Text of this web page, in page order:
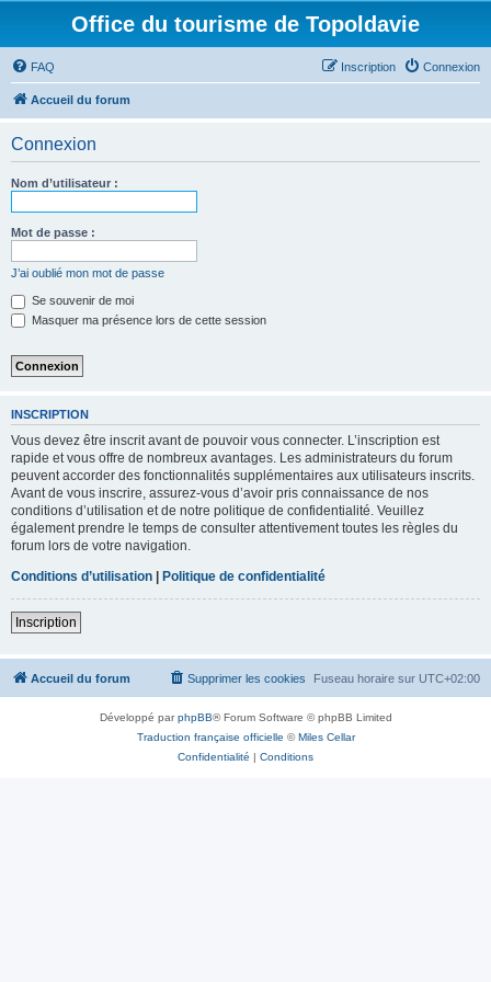
Office du tourisme de Topoldavie
FAQ Connexion
Inscription
Accueil du forum
Connexion
Nom d’utilisateur :
Mot de passe :
J’ai oublié mon mot de passe
Se souvenir de moi
Masquer ma présence lors de cette session
INSCRIPTION
Vous devez être inscrit avant de pouvoir vous connecter. L’inscription est
rapide et vous offre de nombreux avantages. Les administrateurs du forum
peuvent accorder des fonctionnalités supplémentaires aux utilisateurs inscrits.
Avant de vous inscrire, assurez-vous d’avoir pris connaissance de nos
conditions d’utilisation et de notre politique de confidentialité. Veuillez
également prendre le temps de consulter attentivement toutes les règles du
forum lors de votre navigation.
Conditions d’utilisation | Politique de confidentialité
Inscription
Accueil du forum Fuseau horaire sur UTC+02:00
Supprimer les cookies
Développé parphpBB® Forum Software © phpBB Limited
Traduction française officielle ©Miles Cellar
Confidentialité | Conditions